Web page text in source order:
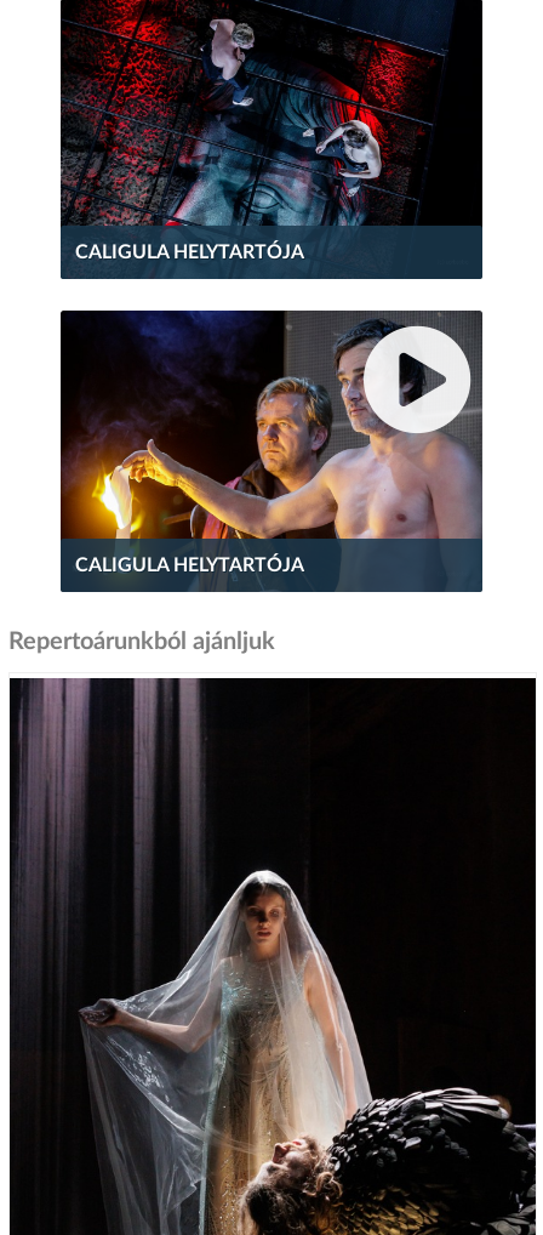
CALIGULA HELYTARTÓJA
CALIGULA HELYTARTÓJA
Repertoárunkból ajánljuk